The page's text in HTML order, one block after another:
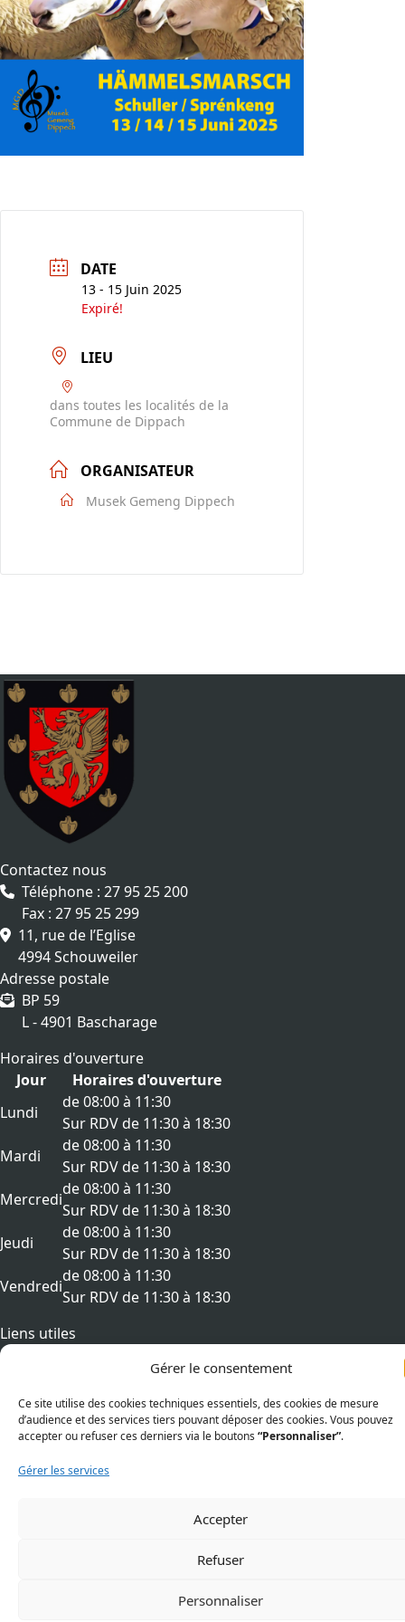
Gérer le consentement
Ce site utilise des cookies techniques essentiels, des cookies de mesure
d’audience et des services tiers pouvant déposer des cookies. Vous pouvez
accepter ou refuser ces derniers via le boutons “Personnaliser”.
Gérer les services
Accepter
Refuser
Personnaliser
DATE
13 - 15 Juin 2025
Expiré!
LIEU
dans toutes les localités de la
Commune de Dippach
ORGANISATEUR
Musek Gemeng Dippech
Contactez nous
Téléphone : 27 95 25 200
Fax : 27 95 25 299
11, rue de l’Eglise
4994 Schouweiler
Adresse postale
BP 59
L - 4901 Bascharage
Horaires d'ouverture
Jour
Horaires d'ouverture
Lundi
de 08:00 à 11:30
Sur RDV de 11:30 à 18:30
Mardi
de 08:00 à 11:30
Sur RDV de 11:30 à 18:30
Mercredi
de 08:00 à 11:30
Sur RDV de 11:30 à 18:30
Jeudi
de 08:00 à 11:30
Sur RDV de 11:30 à 18:30
Vendredi
de 08:00 à 11:30
Sur RDV de 11:30 à 18:30
Liens utiles
Politique de cookies (UE)
Mentions légales
Déclaration d’accessibilité
© 2026 Dippach, Tous droits réservés.